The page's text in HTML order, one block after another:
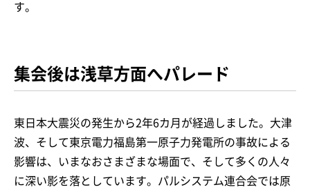
す。
集会後は浅草方面へパレード
東日本大震災の発生から2年6カ月が経過しました。大津
波、そして東京電力福島第一原子力発電所の事故による
影響は、いまなおさまざまな場面で、そして多くの人々
に深い影を落としています。パルシステム連合会では原